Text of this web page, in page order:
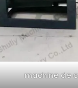
machine de